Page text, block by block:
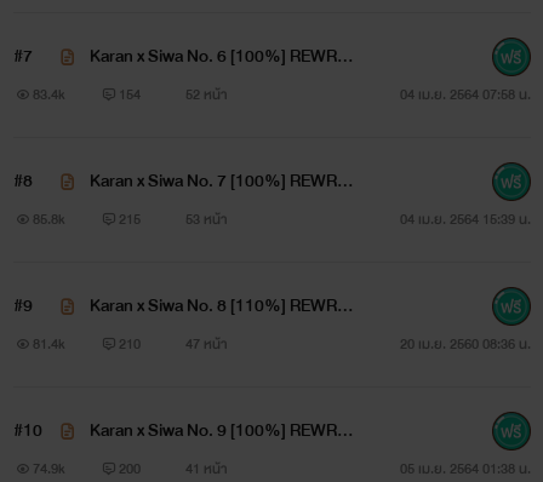
-----------------------
ศิวา
ไม่ว่าเวลาจะผ่านไปนานแค่ไหน ในหัวใจของเขามีแต่คนๆ นี้อยู่ใน
ใจมาโดยตลอด
การแอบชอบไม่ใช่เรื่องที่เจ็บปวด แต่เรื่องที่ทำให้เขาเจ็บปวดมาก
ที่สุด
#7
Karan x Siwa No. 6 [100%] REWRIT
83.4k 154 52 หน้า 04 เม.ย. 2564 07:58 น.
#8
Karan x Siwa No. 7 [100%] REWRIT
85.8k 215 53 หน้า 04 เม.ย. 2564 15:39 น.
#9
Karan x Siwa No. 8 [110%] REWRIT
81.4k 210 47 หน้า 20 เม.ย. 2560 08:36 น.
#10
Karan x Siwa No. 9 [100%] REWRIT
74.9k 200 41 หน้า 05 เม.ย. 2564 01:38 น.